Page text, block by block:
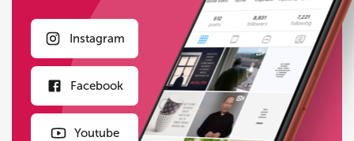
Instagram
Facebook
Youtube